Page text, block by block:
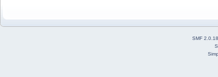
SMF 2.0.18